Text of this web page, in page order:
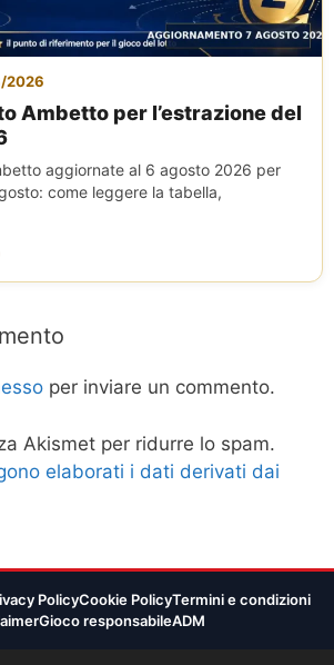
2026
Ambetto per l’estrazione del
aggiornate al 6 agosto 2026 per
come leggere la tabella,
per inviare un commento.
Akismet per ridurre lo spam.
elaborati i dati derivati dai
PolicyCookie PolicyTermini e condizioni
Gioco responsabileADM